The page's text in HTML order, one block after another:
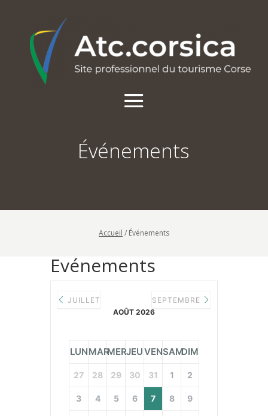
Événements
Accueil / Événements
Evénements
JUILLET
AOÛT 2026
SEPTEMBRE
LUNMARMERJEUVENSAMDIM
27 28 29 30 31 1 2
3 4 5 6 7 8 9